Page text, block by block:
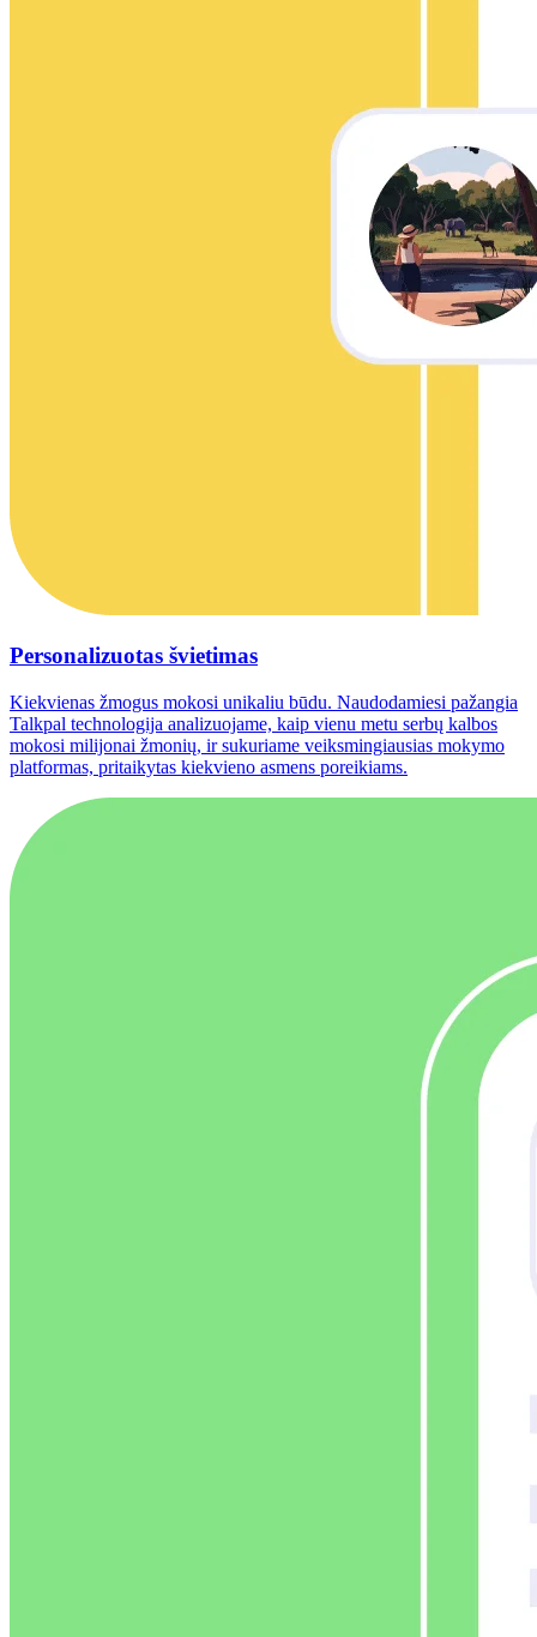
Personalizuotas švietimas
Kiekvienas žmogus mokosi unikaliu būdu. Naudodamiesi pažangia
Talkpal technologija analizuojame, kaip vienu metu serbų kalbos
mokosi milijonai žmonių, ir sukuriame veiksmingiausias mokymo
platformas, pritaikytas kiekvieno asmens poreikiams.